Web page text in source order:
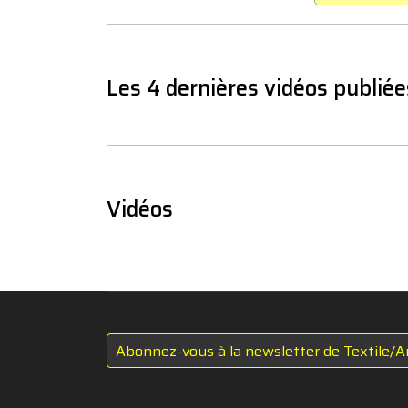
Les 4 dernières vidéos
Vidéos
Abonnez-vous à la newsletter de Textile/